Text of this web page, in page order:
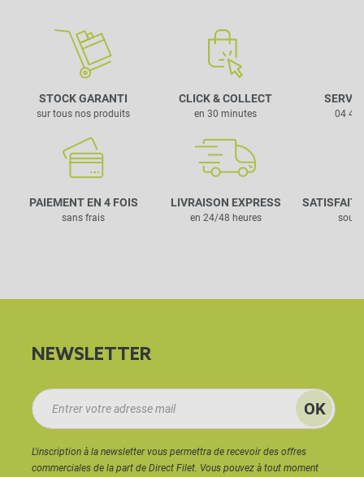
STOCK GARANTI
sur tous nos produits
CLICK & COLLECT
en 30 minutes
PAIEMENT EN 4 FOIS
sans frais
LIVRAISON EXPRESS
en 24/48 heures
04 42
SATISFAIT
sous
NEWSLETTER
L'inscription à la newsletter vous permettra de recevoir des offres
commerciales de la part de Direct Filet. Vous pouvez à tout moment